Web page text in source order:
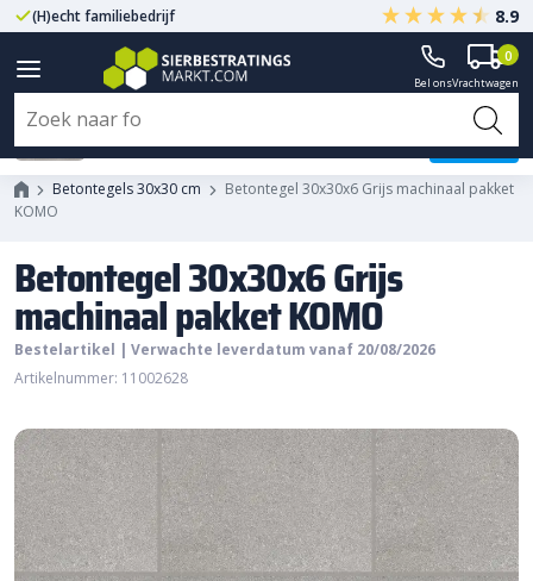
(H)echt familiebedrijf Gegarandeerd A-kwaliteit
8.9
Bel onsVrachtwagen
0
Betontegels 30x30 cm
Betontegel 30x30x6 Grijs machinaal pakket
KOMO
Betontegel 30x30x6 Grijs
machinaal pakket KOMO
Bestelartikel | Verwachte leverdatum vanaf 20/08/2026
Artikelnummer: 11002628
Betontegel 30x30x6 Grijs
machinaal pakket KOMO